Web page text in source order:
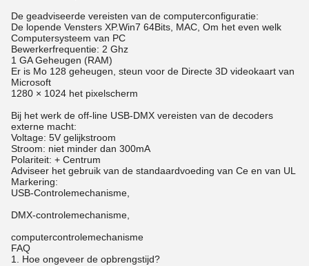
De geadviseerde vereisten van de computerconfiguratie:
De lopende Vensters XP.Win7 64Bits, MAC, Om het even welk
Computersysteem van PC
Bewerkerfrequentie: 2 Ghz
1 GA Geheugen (RAM)
Er is Mo 128 geheugen, steun voor de Directe 3D videokaart van
Microsoft
1280 × 1024 het pixelscherm
Bij het werk de off-line USB-DMX vereisten van de decoders
externe macht:
Voltage: 5V gelijkstroom
Stroom: niet minder dan 300mA
Polariteit: + Centrum
Adviseer het gebruik van de standaardvoeding van Ce en van UL
Markering:
USB-Controlemechanisme,
DMX-controlemechanisme,
computercontrolemechanisme
FAQ
1. Hoe ongeveer de opbrengstijd?